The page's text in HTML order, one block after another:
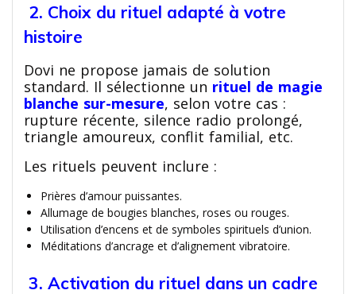
2. Choix du rituel adapté à votre
histoire
Dovi ne propose jamais de solution
standard. Il sélectionne un rituel de magie
blanche sur-mesure, selon votre cas :
rupture récente, silence radio prolongé,
triangle amoureux, conflit familial, etc.
Les rituels peuvent inclure :
Prières d’amour puissantes.
Allumage de bougies blanches, roses ou rouges.
Utilisation d’encens et de symboles spirituels d’union.
Méditations d’ancrage et d’alignement vibratoire.
3. Activation du rituel dans un cadre